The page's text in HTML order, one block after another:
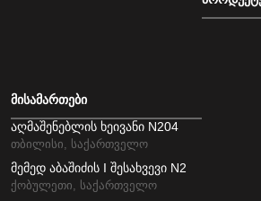
მისამართები
აღმაშენებლის ხეივანი N204
თბილისი, საქართველო
მემედ აბაშიძის I შესახვევი N2
ქობულეთი, საქართველო